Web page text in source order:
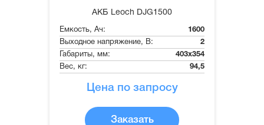
АКБ Leoch DJG1500
Емкость, Ач:
1600
Выходное напряжение, В:
2
Габариты, мм:
403x354
Вес, кг:
94,5
Цена по запросу
Заказать